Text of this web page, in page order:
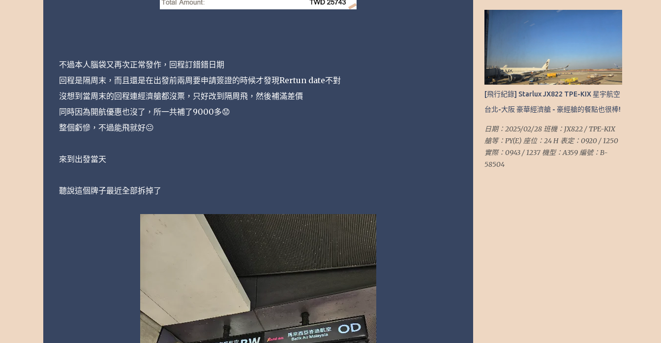
不過本人腦袋又再次正常發作，回程訂錯錯日期
回程是隔周末，而且還是在出發前兩周要申請簽證的時候才發現Rertun date不對
沒想到當周末的回程連經濟艙都沒票，只好改到隔周飛，然後補滿差價
同時因為開航優惠也沒了，所一共補了9000多😟
整個虧慘，不過能飛就好😐
來到出發當天
聽說這個牌子最近全部拆掉了
[飛行紀錄] Starlux JX822 TPE-KIX 星宇航空
台北-大阪 豪華經濟艙 - 豪經艙的餐點也很棒!
日期：2025/02/28 班機：JX822 / TPE-KIX
艙等：PY(E) 座位：24 H 表定：0920 / 1250
實際：0943 / 1237 機型：A359 編號：B-
58504